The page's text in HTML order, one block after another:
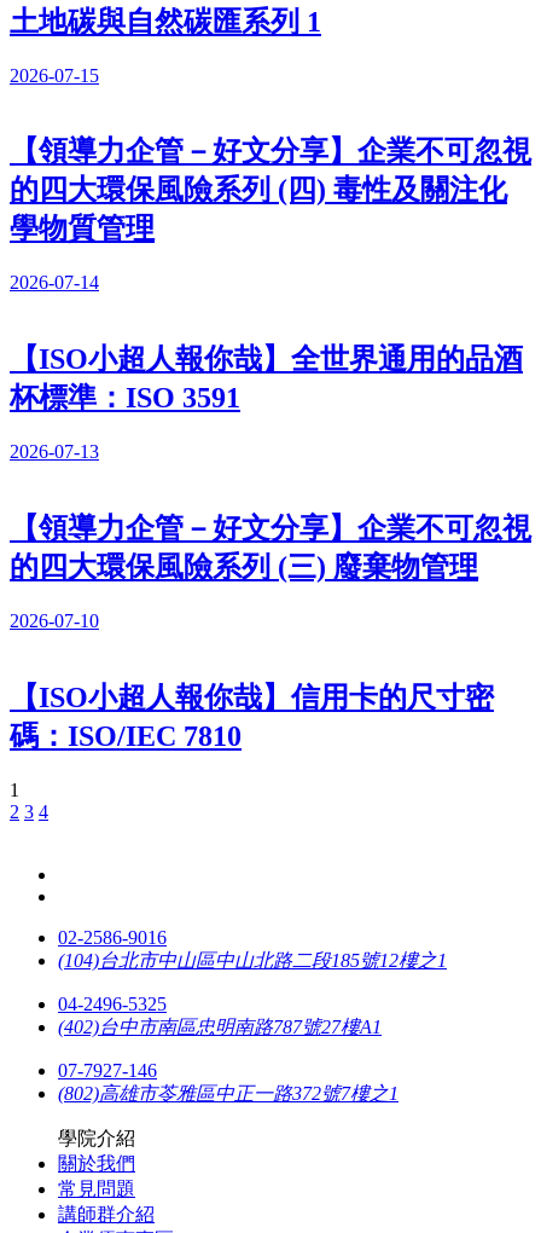
土地碳與自然碳匯系列 1
2026-07-15
【領導力企管－好文分享】企業不可忽視
的四大環保風險系列 (四) 毒性及關注化
學物質管理
2026-07-14
【ISO小超人報你哉】全世界通用的品酒
杯標準：ISO 3591
2026-07-13
【領導力企管－好文分享】企業不可忽視
的四大環保風險系列 (三) 廢棄物管理
2026-07-10
【ISO小超人報你哉】信用卡的尺寸密
碼：ISO/IEC 7810
1
2 3 4
02-2586-9016
(104)台北市中山區中山北路二段185號12樓之1
04-2496-5325
(402)台中市南區忠明南路787號27樓A1
07-7927-146
(802)高雄市苓雅區中正一路372號7樓之1
學院介紹
關於我們
常見問題
講師群介紹